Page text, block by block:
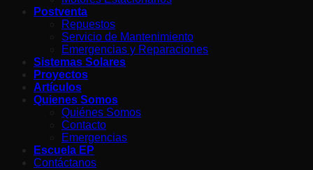
Postventa
Repuestos
Servicio de Mantenimiento
Emergencias y Reparaciones
Sistemas Solares
Proyectos
Artículos
Quienes Somos
Quiénes Somos
Contacto
Emergencias
Escuela EP
Contáctanos